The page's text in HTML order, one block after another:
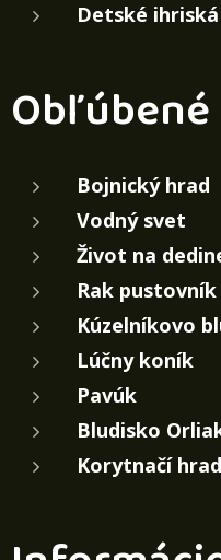
Detské
Obľúbené
Bojnický hrad
Vodný svet
Život na
Rak pustovník
Kúzelníkovo
Lúčny koník
Pavúk
Bludisko
Korytnačí hrad